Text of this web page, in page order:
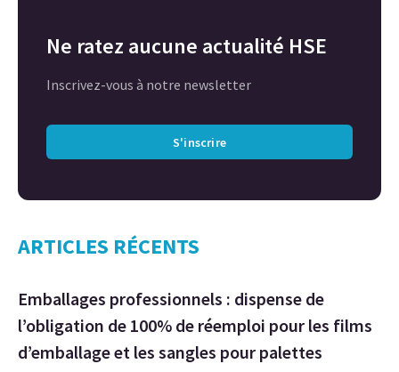
Ne ratez aucune actualité HSE
Inscrivez-vous à notre newsletter
S'inscrire
ARTICLES RÉCENTS
Emballages professionnels : dispense de
l’obligation de 100% de réemploi pour les films
d’emballage et les sangles pour palettes